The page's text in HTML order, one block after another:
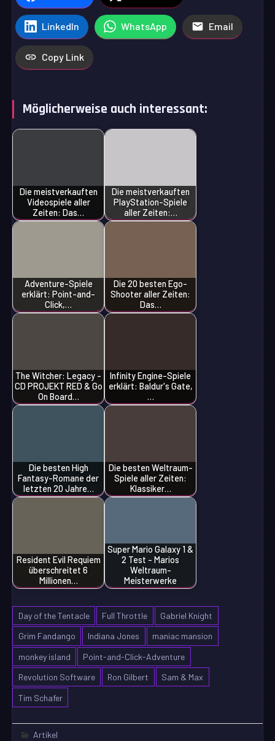
LinkedIn WhatsApp Email
Copy Link
Möglicherweise auch interessant:
Die meistverkauften
Videospiele aller
Zeiten: Das…
Die meistverkauften
PlayStation-Spiele
aller Zeiten:…
Adventure-Spiele
erklärt: Point-and-
Click,…
Die 20 besten Ego-
Shooter aller Zeiten:
Das…
The Witcher: Legacy -
CD PROJEKT RED & Go
On Board…
Infinity Engine-Spiele
erklärt: Baldur's Gate,
…
Die besten High
Fantasy-Romane der
letzten 20 Jahre…
Die besten Weltraum-
Spiele aller Zeiten:
Klassiker…
Resident Evil Requiem
überschreitet 6
Millionen…
Super Mario Galaxy 1 &
2 Test - Marios
Weltraum-
Meisterwerke
Day of the Tentacle Full Throttle
Gabriel Knight
Grim Fandango
Indiana Jones
maniac mansion
monkey island
Point-and-Click-Adventure
Revolution Software
Ron Gilbert
Sam & Max
Tim Schafer
Artikel